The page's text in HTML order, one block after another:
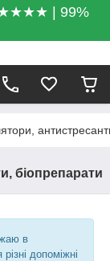
| 99%
біопрепарати
в
допоміжні